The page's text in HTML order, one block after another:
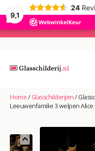
9,1
24
Ga
inhoud
Home/Glasschilderijen/
Leeuwenfamilie 3 welpen Alice